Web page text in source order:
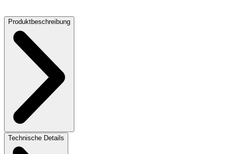
Produktbeschreibung
Technische Details